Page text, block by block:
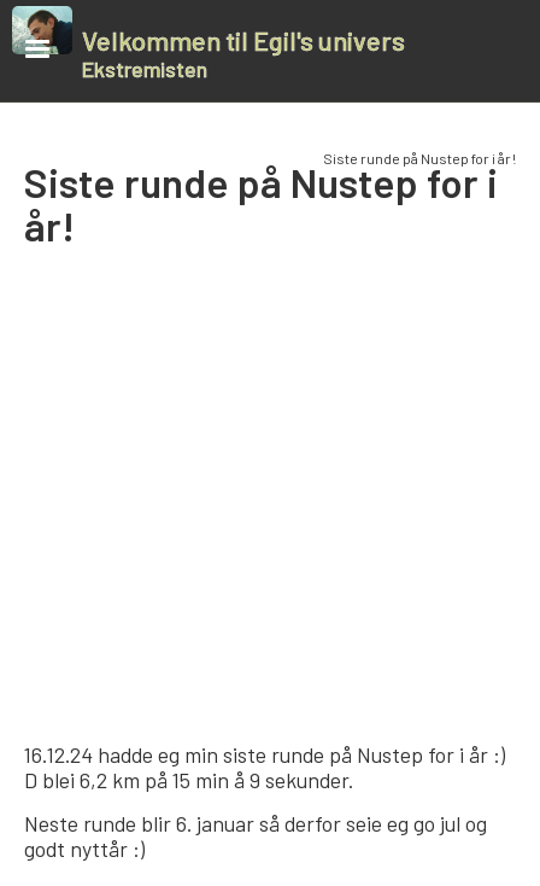
Velkommen til Egil's univers
Ekstremisten
Siste runde på Nustep for i
år!
Siste runde på Nustep for i år!
16.12.24 hadde eg min siste runde på Nustep for i år :)
D blei 6,2 km på 15 min å 9 sekunder.
Neste runde blir 6. januar så derfor seie eg go jul og
godt nyttår :)